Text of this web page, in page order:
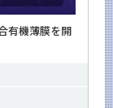
有機薄膜を開